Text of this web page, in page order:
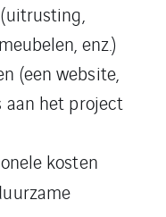
enz.)
(een website,
het project
kosten